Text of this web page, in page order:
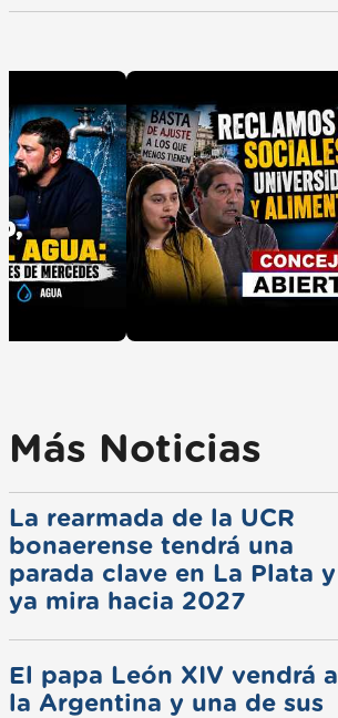
Más Noticias
La rearmada de la UCR
bonaerense tendrá una
parada clave en La Plata y
ya mira hacia 2027
El papa León XIV vendrá a
la Argentina y una de sus